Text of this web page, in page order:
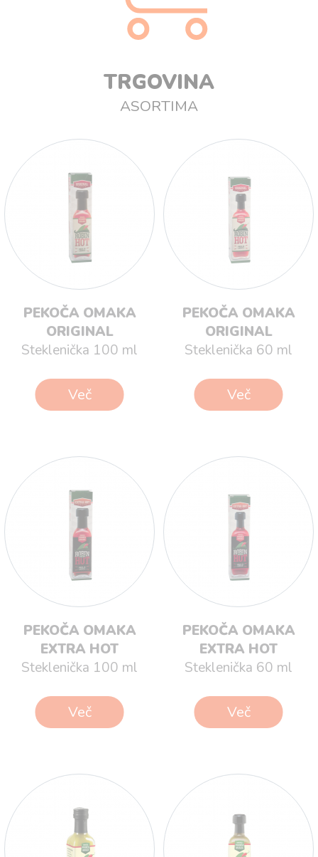
TRGOVINA
ASORTIMA
PEKOČA OMAKA
ORIGINAL
Steklenička 100 ml
Več
PEKOČA OMAKA
ORIGINAL
Steklenička 60 ml
Več
PEKOČA OMAKA
EXTRA HOT
Steklenička 100 ml
Več
PEKOČA OMAKA
EXTRA HOT
Steklenička 60 ml
Več